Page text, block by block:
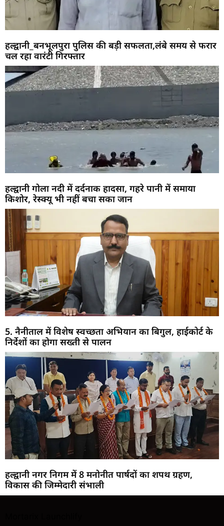
हल्द्वानी_बनभूलपुरा पुलिस की बड़ी सफलता,लंबे समय से फरार
चल रहा वारंटी गिरफ्तार
हल्द्वानी गोला नदी में दर्दनाक हादसा, गहरे पानी में समाया
किशोर, रेस्क्यू भी नहीं बचा सका जान
5. नैनीताल में विशेष स्वच्छता अभियान का बिगुल, हाईकोर्ट के
निर्देशों का होगा सख्ती से पालन
हल्द्वानी नगर निगम में 8 मनोनीत पार्षदों का शपथ ग्रहण,
विकास की जिम्मेदारी संभाली